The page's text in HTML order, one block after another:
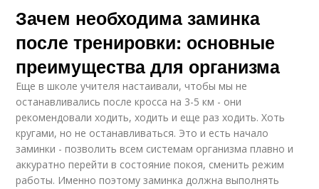
Зачем необходима заминка
после тренировки: основные
преимущества для организма
Еще в школе учителя настаивали, чтобы мы не
останавливались после кросса на 3-5 км - они
рекомендовали ходить, ходить и еще раз ходить. Хоть
кругами, но не останавливаться. Это и есть начало
заминки - позволить всем системам организма плавно и
аккуратно перейти в состояние покоя, сменить режим
работы. Именно поэтому заминка должна выполнять